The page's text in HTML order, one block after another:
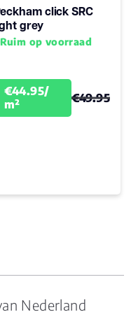
click SRC
grey
Ruim op voorraad
€44.95/
m²
€49.95
Nederland